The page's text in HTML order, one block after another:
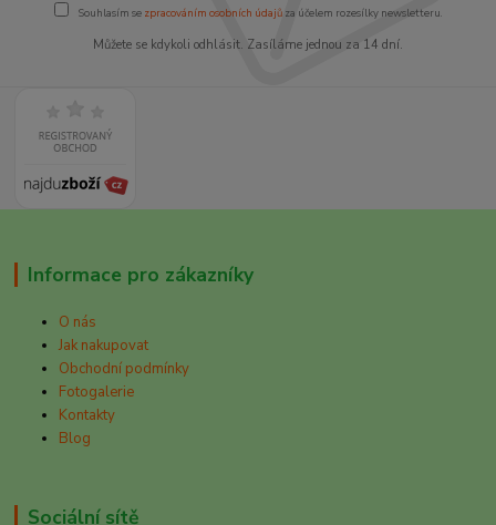
Souhlasím se zpracováním osobních údajůza účelem rozesílky newsletteru.
Můžete se kdykoli odhlásit. Zasíláme jednou za 14 dní.
Informace pro zákazníky
O nás
Jak nakupovat
Obchodní podmínky
Fotogalerie
Kontakty
Blog
Sociální sítě